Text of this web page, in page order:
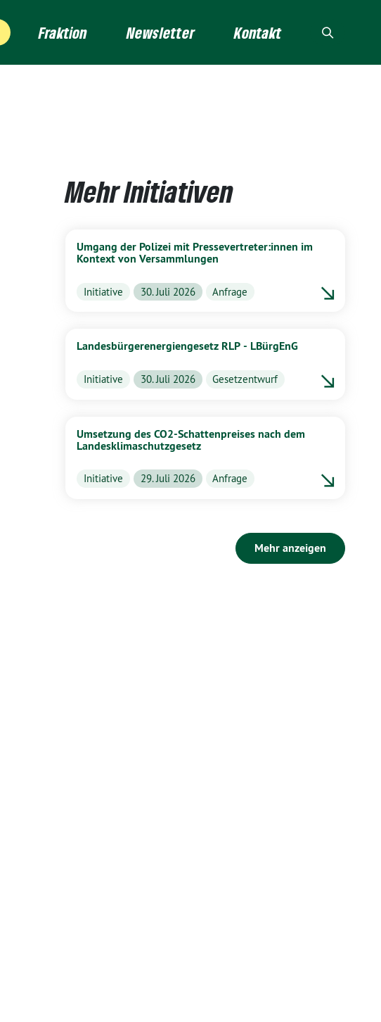
Fraktion Newsletter Kontakt
Mehr Initiativen
Umgang der Polizei mit Pressevertreter:innen im
Kontext von Versammlungen
Initiative 30. Juli 2026 Anfrage
Landesbürgerenergiengesetz RLP - LBürgEnG
Initiative 30. Juli 2026 Gesetzentwurf
Umsetzung des CO2-Schattenpreises nach dem
Landesklimaschutzgesetz
Initiative 29. Juli 2026 Anfrage
Mehr anzeigen